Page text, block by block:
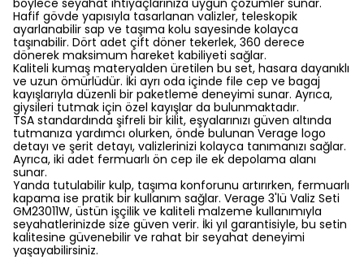
böylece seyahat ihtiyaçlarınıza uygun çözümler sunar.
Hafif gövde yapısıyla tasarlanan valizler, teleskopik
ayarlanabilir sap ve taşıma kolu sayesinde kolayca
taşınabilir. Dört adet çift döner tekerlek, 360 derece
dönerek maksimum hareket kabiliyeti sağlar.
Kaliteli kumaş materyalden üretilen bu set, hasara dayanıklı
ve uzun ömürlüdür. İki ayrı oda içinde file cep ve bagaj
kayışlarıyla düzenli bir paketleme deneyimi sunar. Ayrıca,
giysileri tutmak için özel kayışlar da bulunmaktadır.
TSA standardında şifreli bir kilit, eşyalarınızı güven altında
tutmanıza yardımcı olurken, önde bulunan Verage logo
detayı ve şerit detayı, valizlerinizi kolayca tanımanızı sağlar.
Ayrıca, iki adet fermuarlı ön cep ile ek depolama alanı
sunar.
Yanda tutulabilir kulp, taşıma konforunu artırırken, fermuarlı
kapama ise pratik bir kullanım sağlar. Verage 3'lü Valiz Seti
GM23011W, üstün işçilik ve kaliteli malzeme kullanımıyla
seyahatlerinizde size güven verir. İki yıl garantisiyle, bu setin
kalitesine güvenebilir ve rahat bir seyahat deneyimi
yaşayabilirsiniz.